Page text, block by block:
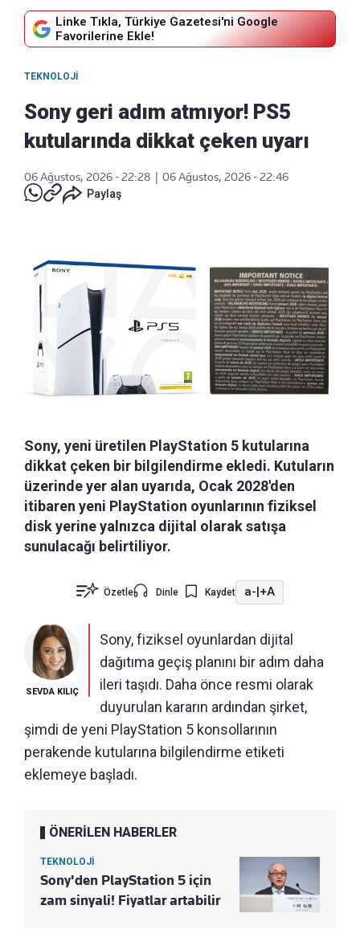
Linke Tıkla, Türkiye Gazetesi'ni Google
Favorilerine Ekle!
TEKNOLOJI
Sony geri adım atmıyor! PS5
kutularında dikkat çeken uyarı
06 Ağustos, 2026 - 22:28
06 Ağustos, 2026 - 22:46
Paylaş
Sony, yeni üretilen PlayStation 5 kutularına
dikkat çeken bir bilgilendirme ekledi. Kutuların
üzerinde yer alan uyarıda, Ocak 2028'den
itibaren yeni PlayStation oyunlarının fiziksel
disk yerine yalnızca dijital olarak satışa
sunulacağı belirtiliyor.
Özetle Dinle Kaydet a-|+A
SEVDA KILIÇ
Sony, fiziksel oyunlardan dijital
dağıtıma geçiş planını bir adım daha
ileri taşıdı. Daha önce resmi olarak
duyurulan kararın ardından şirket,
şimdi de yeni PlayStation 5 konsollarının
perakende kutularına bilgilendirme etiketi
eklemeye başladı.
ÖNERİLEN HABERLER
TEKNOLOJİ
Sony'den PlayStation 5 için
zam sinyali! Fiyatlar artabilir